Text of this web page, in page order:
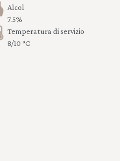
Alcol
7.5%
Temperatura di servizio
8/10 °C